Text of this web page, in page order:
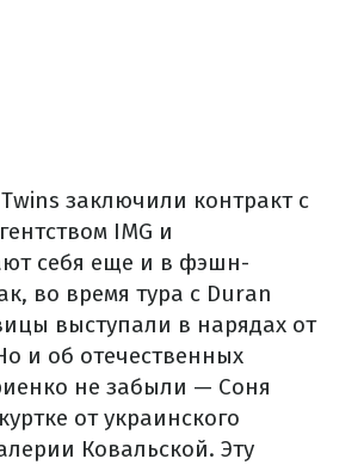
заключили контракт с
IMG и
себя еще и в фэшн-
во время тура с Duran
выступали в нарядах от
и об отечественных
не забыли — Соня
от украинского
Ковальской. Эту